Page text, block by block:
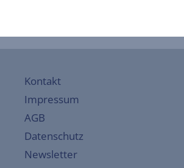
Kontakt
Impressum
AGB
Datenschutz
Newsletter